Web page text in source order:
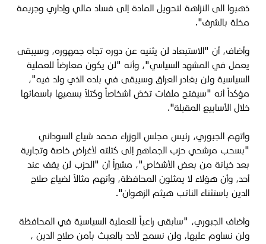
ذهبوا الى النزاهة لتحويل المادة إلى فساد مالي وإداري وجريمة
مخلة بالشرف".
وأضاف، أن "الاستبعاد لن يثنيه عن دوره تجاه جمهوره، وسيبقى
يعمل في المشهد السياسي"، وأنه "لن يكون معارضاً للعملية
السياسية ولن يغادر العراق وسيبقى في بلده الذي ولد فيه"،
مؤكداً أنه "سيفتح ملفات تخصّ أشخاصاً وكتلاً يسميها بأسمائها
خلال الأسابيع المقبلة".
واتهم الجبوري، رئيس مجلس الوزراء محمد شياع السوداني
"بسحب مرشحي حزب الجماهير إلى كتلته لأغراض خاصة وتجارية
بعد خيانة من بعض الأشخاص"، مشيراً أن "الحزب لن يقف عند
أحد، وأن هؤلاء لا يمثلون المحافظة، وأنهم مثالاً لضياع صلاح
الدين باستثناء النائب هيثم الزهوان".
وأضاف الجبوري، "سأبقى راعياً للعملية السياسية في المحافظة
ولن نساوم عليها، ولن نسمح لأحد بالعبث بأمن صلاح الدين ،